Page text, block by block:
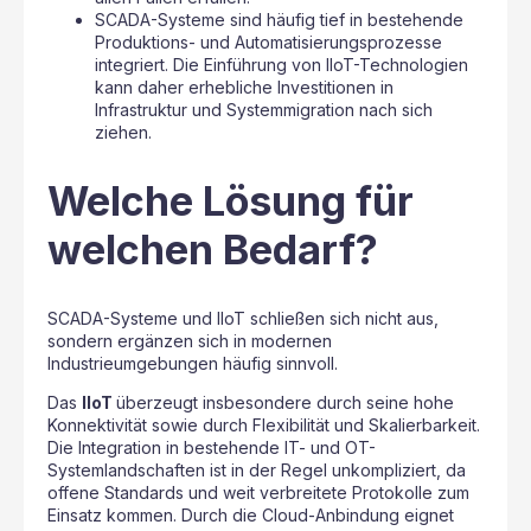
SCADA-Systeme sind häufig tief in bestehende
Produktions- und Automatisierungsprozesse
integriert. Die Einführung von IIoT-Technologien
kann daher erhebliche Investitionen in
Infrastruktur und Systemmigration nach sich
ziehen.
Welche Lösung für
welchen Bedarf?
SCADA-Systeme und IIoT schließen sich nicht aus,
sondern ergänzen sich in modernen
Industrieumgebungen häufig sinnvoll.
Das IIoT überzeugt insbesondere durch seine hohe
Konnektivität sowie durch Flexibilität und Skalierbarkeit.
Die Integration in bestehende IT- und OT-
Systemlandschaften ist in der Regel unkompliziert, da
offene Standards und weit verbreitete Protokolle zum
Einsatz kommen. Durch die Cloud-Anbindung eignet